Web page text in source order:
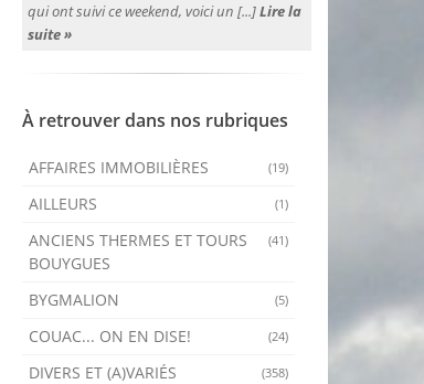
qui ont suivi ce weekend, voici un [...]Lire la
suite »
À retrouver dans nos rubriques
(19)
AFFAIRES IMMOBILIÈRES
(1)
AILLEURS
(41)
ANCIENS THERMES ET TOURS
BOUYGUES
(5)
BYGMALION
(24)
COUAC... ON EN DISE!
(358)
DIVERS ET (A)VARIÉS